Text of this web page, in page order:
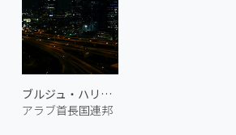
ブルジュ・ハリファの夜景
アラブ首長国連邦